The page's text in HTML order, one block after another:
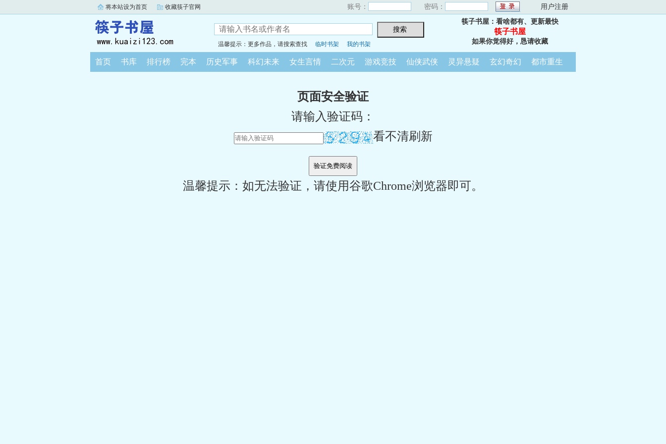
将本站设为首页 收藏筷子官网 账号： 密码： 用户注册
温馨提示：更多作品，请搜索查找 临时书架 我的书架
筷子书屋：看啥都有、更新最快
筷子书屋
如果你觉得好，恳请收藏
首页 书库 排行榜 完本 历史军事 科幻未来 女生言情 二次元 游戏竞技 仙侠武侠 灵异悬疑 玄幻奇幻 都市重生
页面安全验证
请输入验证码：
看不清刷新
温馨提示：如无法验证，请使用谷歌Chrome浏览器即可。